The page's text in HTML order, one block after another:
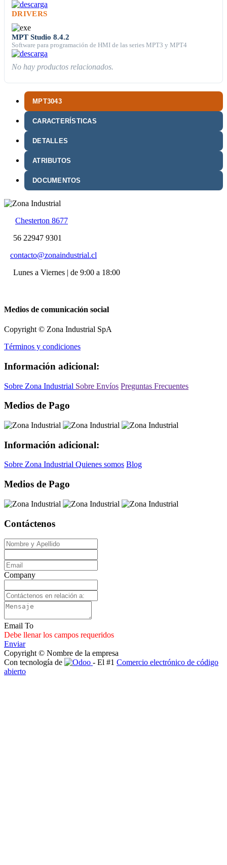
MPT3043
CARACTERÍSTICAS
DETALLES
ATRIBUTOS
DOCUMENTOS
DRIVERS
MPT Studio 8.4.2
Software para programación de HMI de las series MPT3 y MPT4
No hay productos relacionados.
Chesterton 8677
56 22947 9301
contacto@zonaindustrial.cl
Lunes a Viernes | de 9:00 a 18:00
Medios de comunicación social
Copyright © Zona Industrial SpA
Términos y condiciones
Información adicional:
Sobre Zona Industrial Sobre Envíos Preguntas Frecuentes
Medios de Pago
Información adicional:
Sobre Zona Industrial Quienes somos Blog
Medios de Pago
Contáctenos
Company
Email To
Debe llenar los campos requeridos
Enviar
Copyright © Nombre de la empresa
Con tecnología de
- El #1 Comercio electrónico de código
abierto